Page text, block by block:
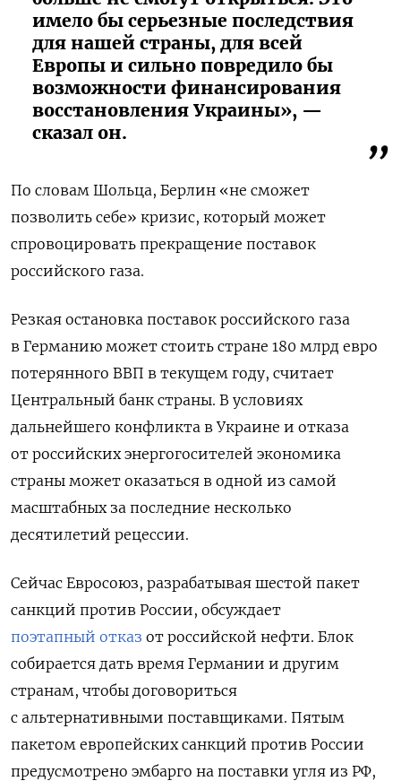
имело бы серьезные последствия
для нашей страны, для всей
Европы и сильно повредило бы
возможности финансирования
восстановления Украины», —
сказал он.
По словам Шольца, Берлин «не сможет
позволить себе» кризис, который может
спровоцировать прекращение поставок
российского газа.
Резкая остановка поставок российского газа
в Германию может стоить стране 180 млрд евро
потерянного ВВП в текущем году, считает
Центральный банк страны. В условиях
дальнейшего конфликта в Украине и отказа
от российских энергогосителей экономика
страны может оказаться в одной из самой
масштабных за последние несколько
десятилетий рецессии.
Сейчас Евросоюз, разрабатывая шестой пакет
санкций против России, обсуждает
поэтапный отказ от российской нефти. Блок
собирается дать время Германии и другим
странам, чтобы договориться
с альтернативными поставщиками. Пятым
пакетом европейских санкций против России
предусмотрено эмбарго на поставки угля из РФ,